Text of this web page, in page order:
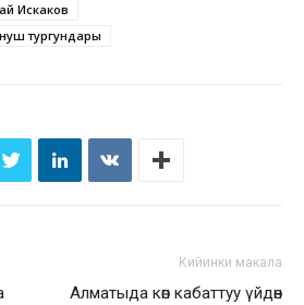
Искаков
тургундары
Кийинки макала
Алматыда көп кабаттуу үйдөн